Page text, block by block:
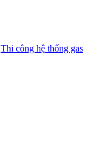
Thi công hệ thống gas